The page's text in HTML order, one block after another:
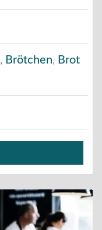
, Brötchen, Brot